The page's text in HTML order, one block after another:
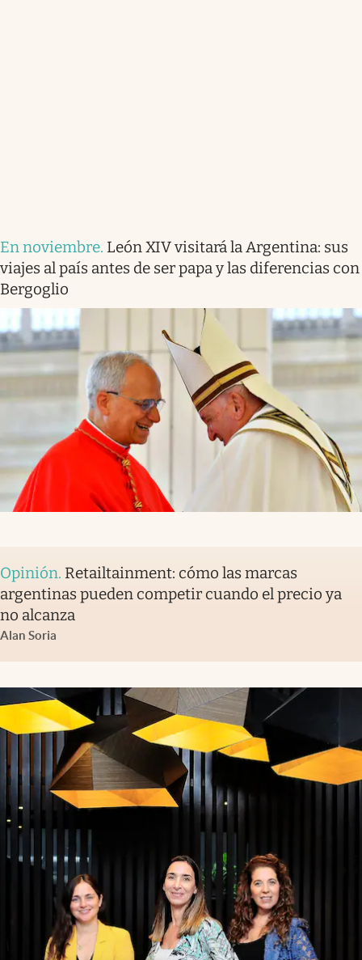
En noviembre. León XIV visitará la Argentina: sus
viajes al país antes de ser papa y las diferencias con
Bergoglio
Opinión. Retailtainment: cómo las marcas
argentinas pueden competir cuando el precio ya
no alcanza
Alan Soria